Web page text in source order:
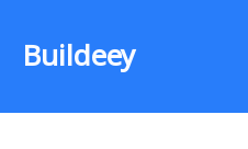
Buildeey